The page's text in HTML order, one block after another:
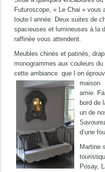
Futuroscope, « Le Chai » vous
toute l année. Deux suites de
spacieuses et lumineuses à la
raffinée vous attendent.
Meubles chinés et patinés,
monogrammes aux couleurs
cette ambiance que l on
maison
amie.
bord de
un de
d’une
Martine
Posay,